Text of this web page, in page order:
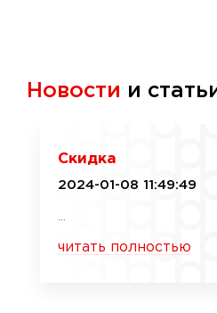
Новости и
Скидка
2024-01-08 11:49:49
читать полностью